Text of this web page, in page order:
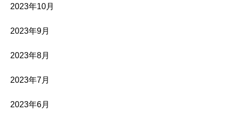
2023年10月
2023年9月
2023年8月
2023年7月
2023年6月